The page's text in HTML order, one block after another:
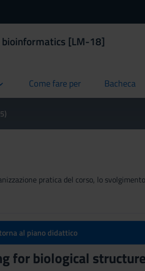
[LM-18]
Come fare per
current Bacheca
current
pratica del corso, lo
al piano didattico
for biological